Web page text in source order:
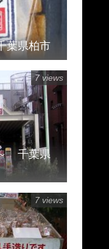
葉県柏市
千葉県
7 views
7 views